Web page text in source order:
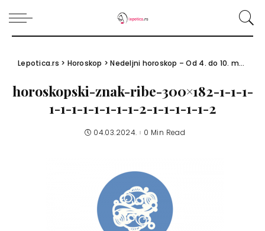
Lepotica.rs > Horoskop >Nedeljni horoskop – Od 4. do 10. marta 2024.
horoskopski-znak-ribe-300×182-1-1-1-
1-1-1-1-1-1-1-1-2-1-1-1-1-1-2
04.03.2024. 0 Min Read